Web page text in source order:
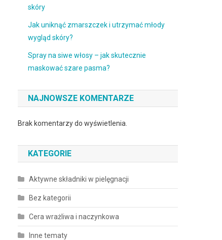
skóry
Jak uniknąć zmarszczek i utrzymać młody
wygląd skóry?
Spray na siwe włosy – jak skutecznie
maskować szare pasma?
NAJNOWSZE KOMENTARZE
Brak komentarzy do wyświetlenia.
KATEGORIE
Aktywne składniki w pielęgnacji
Bez kategorii
Cera wrażliwa i naczynkowa
Inne tematy